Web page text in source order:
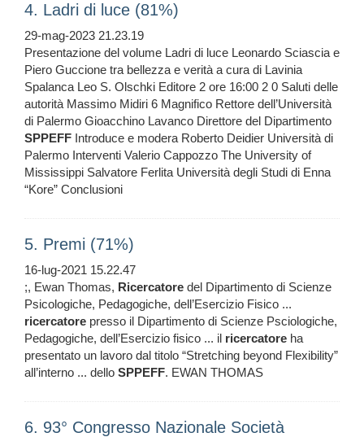
4. Ladri di luce (81%)
29-mag-2023 21.23.19
Presentazione del volume Ladri di luce Leonardo Sciascia e
Piero Guccione tra bellezza e verità a cura di Lavinia
Spalanca Leo S. Olschki Editore 2 ore 16:00 2 0 Saluti delle
autorità Massimo Midiri 6 Magnifico Rettore dell’Università
di Palermo Gioacchino Lavanco Direttore del Dipartimento
SPPEFF Introduce e modera Roberto Deidier Università di
Palermo Interventi Valerio Cappozzo The University of
Mississippi Salvatore Ferlita Università degli Studi di Enna
“Kore” Conclusioni
5. Premi (71%)
16-lug-2021 15.22.47
;, Ewan Thomas, Ricercatore del Dipartimento di Scienze
Psicologiche, Pedagogiche, dell’Esercizio Fisico ...
ricercatore presso il Dipartimento di Scienze Psciologiche,
Pedagogiche, dell’Esercizio fisico ... il ricercatore ha
presentato un lavoro dal titolo “Stretching beyond Flexibility”
all’interno ... dello SPPEFF. EWAN THOMAS
6. 93° Congresso Nazionale Società